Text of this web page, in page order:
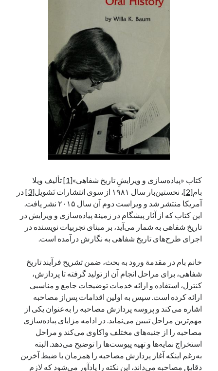
مَه‌لقا مَلّاح، حافظ محیط زیست ایران
بزرگداشت یاد و نام استاد اسماعیل سعادت (مهر ۱۳۰۴- شهریور
کتاب «پیاده‌سازی و ویرایشِ تاریخ شفاهی»[1]
تألیف ویلا
بام[2] ، نخستین‌بار سال ۱۹۸۱ از سوی انتشارات نَشویل [3]
در
آمریکا منتشر شد و ویراست دوم آن سال ۲۰۱۵ نشر یافت.
این کتاب که از آثار پیشگام در زمینة پیاده‌سازی و ویرایش در
تاریخ شفاهی به شمار می‌آید، بر مبنای تجربیات نویسنده در
اجرای طرح‌های تاریخ شفاهی به نگارش درآمده است.
خانم بام در مقدمة ورود به بحث، ضمن تشریح فرآیند تاریخ
شفاهی، برای مراحل انجام آن از تولید گرفته تا پردازش،
کنترل، استفاده و ارائه خدمات توضیحات جامع و مناسبی
ارائه کرده است. سپس به اولین اقدامات پس‌از مصاحبه
اشاره می‌کند و پروسه پردازش مصاحبه را به‌عنوان یکی از
مهم‌ترین مراحل تبیین می‌نماید. در ادامه مزایای پیاده‌سازی
مصاحبه را از جنبه‌های مختلف واکاوی می‌کند و مراحل
استخراج نمایه‌ها و تهیه پیوست‌ها را توضیح می‌دهد. البته
به‌رغم اینکه آغاز پردازش مصاحبه را همزمان با ضبط آخرین
دقایق مصاحبه می‌داند، این نکته را یادآور می‌شود که لازم